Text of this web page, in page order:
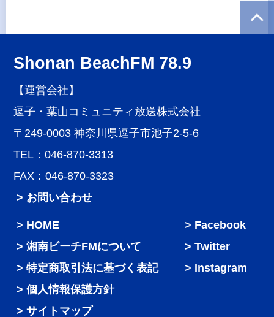
Shonan BeachFM 78.9
【運営会社】
逗子・葉山コミュニティ放送株式会社
〒249-0003 神奈川県逗子市池子2-5-6
TEL：046-870-3313
FAX：046-870-3323
> お問い合わせ
HOME
湘南ビーチFMについて
特定商取引法に基づく表記
個人情報保護方針
サイトマップ
Facebook
Twitter
Instagram